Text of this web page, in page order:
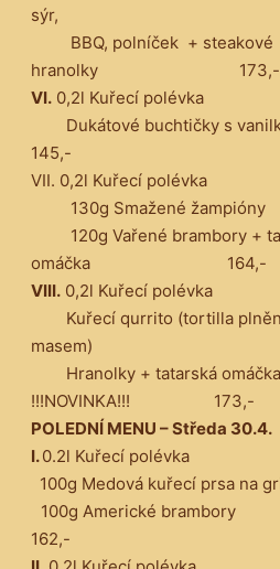
sýr,
BBQ, polníček + steakové
hranolky 173,-
VI. 0,2l Kuřecí polévka
Dukátové buchtičky s
145,-
VII. 0,2l Kuřecí polévka
130g Smažené žampióny
120g Vařené brambory +
omáčka 164,-
VIII. 0,2l Kuřecí polévka
Kuřecí qurrito (tortilla
masem)
Hranolky + tatarská omáčka
!!!NOVINKA!!! 173,-
POLEDNÍ MENU – Středa 30.4.
I.0.2l Kuřecí polévka
100g Medová kuřecí prsa na
100g
162,-